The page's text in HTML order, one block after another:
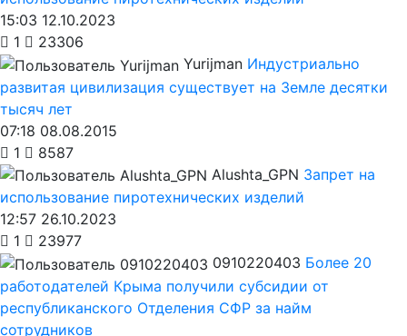
15:03 12.10.2023
1
23306
Yurijman Индустриально
развитая цивилизация существует на Земле десятки
тысяч лет
07:18 08.08.2015
1
8587
Alushta_GPN Запрет на
использование пиротехнических изделий
12:57 26.10.2023
1
23977
0910220403 Более 20
работодателей Крыма получили субсидии от
республиканского Отделения СФР за найм
сотрудников